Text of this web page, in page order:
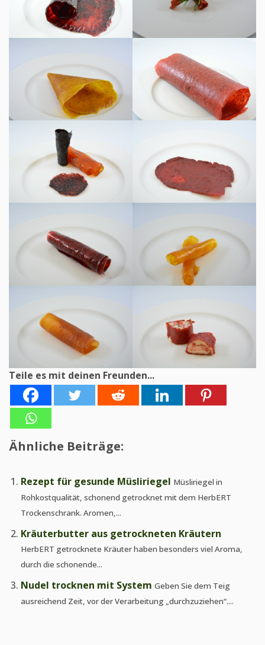
Teile es mit deinen Freunden...
Ähnliche Beiträge:
Rezept für gesunde Müsliriegel Müsliriegel in
Rohkostqualität, schonend getrocknet mit dem HerbERT
Trockenschrank. Aromen,...
Kräuterbutter aus getrockneten Kräutern
HerbERT getrocknete Kräuter haben besonders viel Aroma,
durch die schonende...
Nudel trocknen mit System Geben Sie dem Teig
ausreichend Zeit, vor der Verarbeitung „durchzuziehen“....